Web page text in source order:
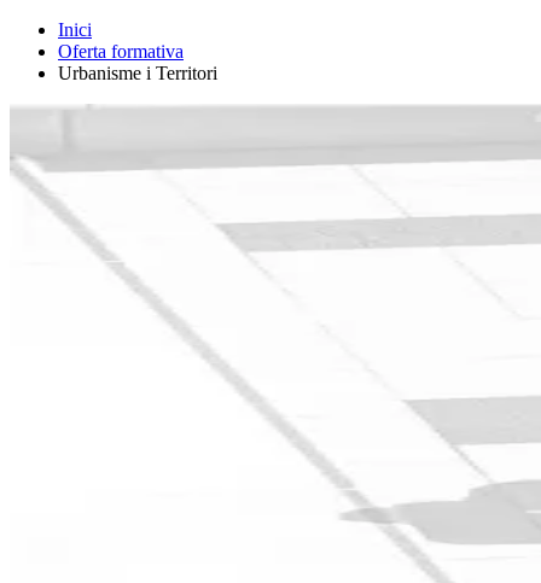
Inici
Oferta formativa
Urbanisme i Territori